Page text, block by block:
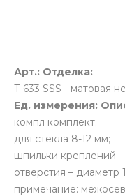
Арт.: Отделка:
T-633 SSS - матовая
Ед. измерения:
компл комплект;
для стекла 8-12 мм;
шпильки креплений
отверстия – диаметр
примечание: